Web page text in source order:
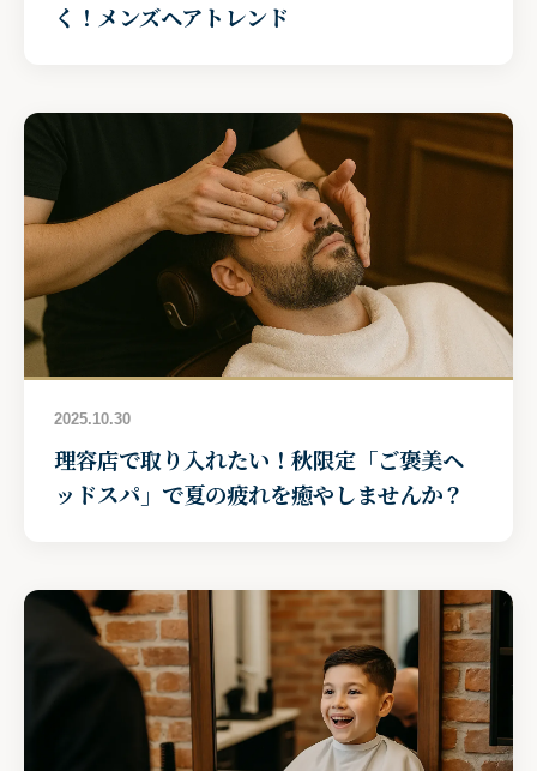
く！メンズヘアトレンド
2025.10.30
理容店で取り入れたい！秋限定「ご褒美ヘ
ッドスパ」で夏の疲れを癒やしませんか？